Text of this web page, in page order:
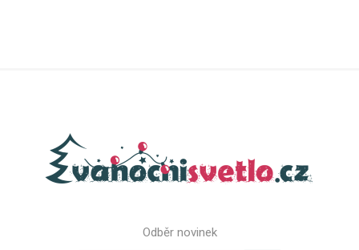
Odběr novinek